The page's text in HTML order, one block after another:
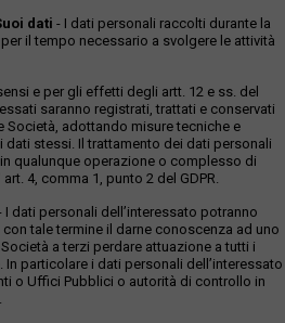
dati - I dati personali raccolti durante la
il tempo necessario a svolgere le attività
e per gli effetti degli artt. 12 e ss. del
saranno registrati, trattati e conservati
Società, adottando misure tecniche e
dati stessi. Il trattamento dei dati personali
qualunque operazione o complesso di
4, comma 1, punto 2 del GDPR.
I dati personali dell’interessato potranno
tale termine il darne conoscenza ad uno
a terzi perdare attuazione a tutti i
particolare i dati personali dell’interessato
o Uffici Pubblici o autorità di controllo in